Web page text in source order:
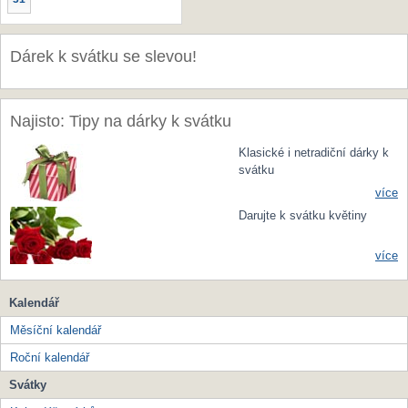
Dárek k svátku se slevou!
Najisto: Tipy na dárky k svátku
Klasické i netradiční dárky k
svátku
více
Darujte k svátku květiny
více
Kalendář
Měsíční kalendář
Roční kalendář
Svátky